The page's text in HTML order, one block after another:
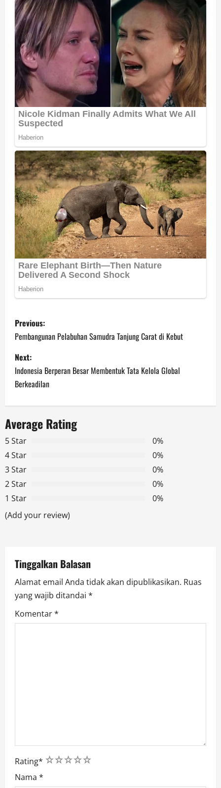
P
o
s
t
n
a
v
i
g
a
o
n
Previous:
Pembangunan Pelabuhan Samudra Tanjung Carat di Kebut
Next:
Indonesia Berperan Besar Membentuk Tata Kelola Global
Berkeadilan
Average Rating
5 Star
0%
4 Star
0%
3 Star
0%
2 Star
0%
1 Star
0%
(Add your review)
Tinggalkan Balasan
Alamat email Anda tidak akan dipublikasikan. Ruas
yang wajib ditandai *
Komentar*
Rating* 5
4
3
2
1
Nama *